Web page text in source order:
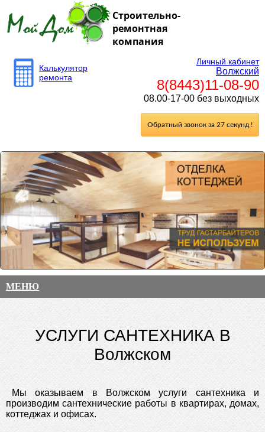
Строительно-
ремонтная
компания
Калькулятор
ремонта
Личный кабинет
Волжский
8(8443)11-08-90
08.00-17-00 без выходных
Обратный звонок за 27 секунд !
МЕНЮ
УСЛУГИ САНТЕХНИКА В
Волжском
Мы оказываем в Волжском услуги сантехника и
производим сантехнические работы в квартирах, домах,
коттеджах и офисах.